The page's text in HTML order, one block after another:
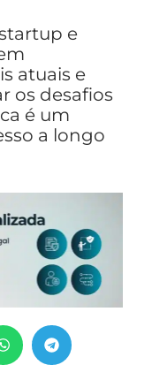
e
atuais e
os desafios
é um
a longo